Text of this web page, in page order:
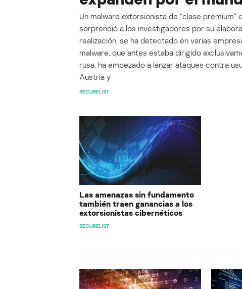
Un malware extorsionista de “clase
sorprendió a los investigadores por su
realización, se ha detectado en varias
malware, que antes estaba dirigido
rusa, ha empezado a lanzar ataques contra
Austria y
SECURELIST
Las amenazas sin fundamento
también traen ganancias a los
extorsionistas cibernéticos
SECURELIST